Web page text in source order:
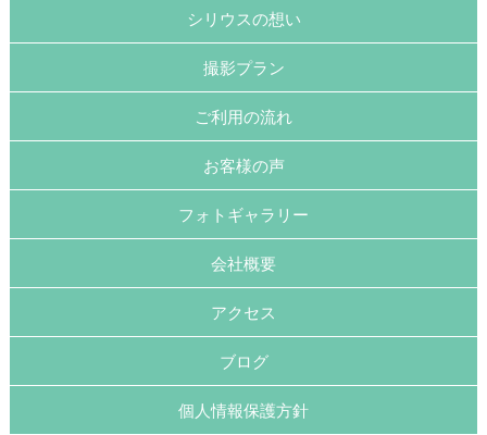
シリウスの想い
撮影プラン
ご利用の流れ
お客様の声
フォトギャラリー
会社概要
アクセス
ブログ
個人情報保護方針